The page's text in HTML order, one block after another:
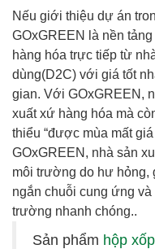
Nếu giới thiệu dự án
GOxGREEN là nền
hàng hóa trực tiếp từ
dùng(D2C) với giá tốt
gian. Với GOxGREEN,
xuất xứ hàng hóa mà
thiểu “được mùa mất
GOxGREEN, nhà sản
môi trường do hư hỏng,
ngắn chuỗi cung ứng
trường nhanh chóng..
Sản phẩm hộp